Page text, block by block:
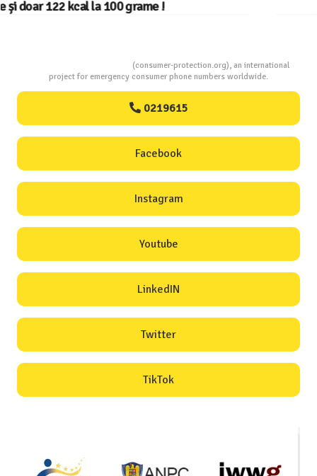
(consumer-protection.org), an international
project for emergency consumer phone numbers worldwide.
0219615
Facebook
Instagram
Youtube
LinkedIN
Twitter
TikTok